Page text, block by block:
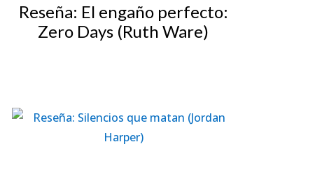
Reseña: El engaño perfecto:
Zero Days (Ruth Ware)